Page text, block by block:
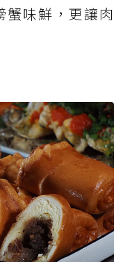
蟹味鮮，更讓肉